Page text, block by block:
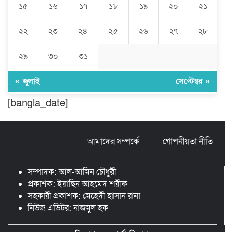
চৌদ্দগ্রামে পুলিশের প্রতি জনগণের আস্থা
লালমনিরহাট দলিল লেখক সমিতির ত্রি-বার্ষিক
নির্বাচন সম্পন্ন, সভাপতি সিরাজুল ও সাধারণ
সম্পাদক হামিদুর
সড়ক নিরাপত্তা ও জনসচেতনতা তৈরিতে
কমলগঞ্জ শাখার সভাপতি মোঃ আব্দুস সালাম।
১৫ ১৬ ১৭ ১৮ ১৯ ২০ ২১
২২ ২৩ ২৪ ২৫ ২৬ ২৭ ২৮
২৯ ৩০ ৩১
« জুলাই সেপ্টেম্বর »
[bangla_date]
আমাদের সম্পর্কে গোপনীয়তা নীতি
সম্পাদক: আল-আমিন চৌধুরী
প্রকাশক: ইয়াছিন আহমেদ শরীফ
সহকারী প্রকাশক: মেহেদী হাসান রানা
নিউজ এডিটর: নাজমুল হক